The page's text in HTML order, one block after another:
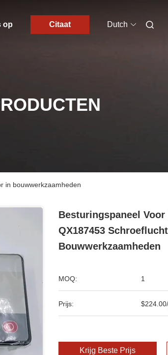
op Citaat Dutch
in bouwwerkzaamheden
Besturingspaneel Voor
QX187453
Bouwwerkzaamheden
MOQ: 1
Prijs:
Krijg Beste Prijs